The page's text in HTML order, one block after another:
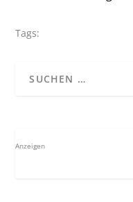
Tags:
Anzeigen